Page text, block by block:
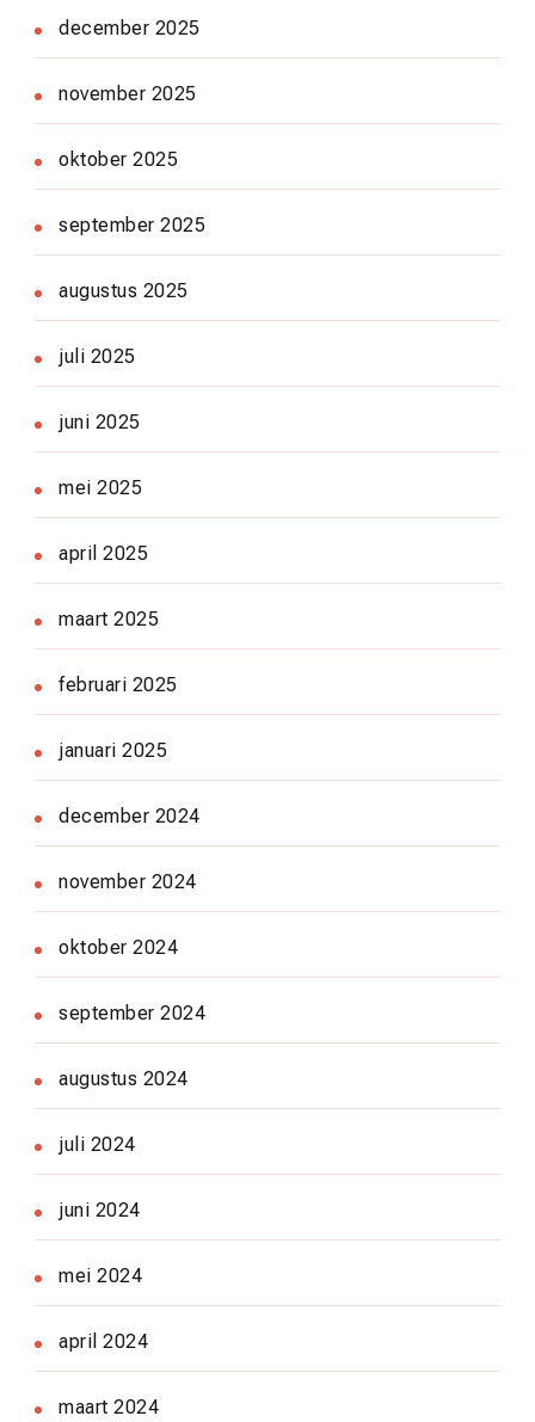
december 2025
november 2025
oktober 2025
september 2025
augustus 2025
juli 2025
juni 2025
mei 2025
april 2025
maart 2025
februari 2025
januari 2025
december 2024
november 2024
oktober 2024
september 2024
augustus 2024
juli 2024
juni 2024
mei 2024
april 2024
maart 2024